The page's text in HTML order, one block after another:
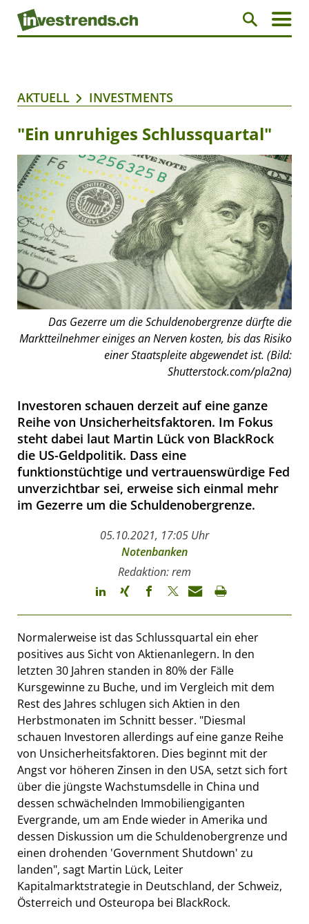
AKTUELL INVESTMENTS
"Ein unruhiges Schlussquartal"
Das Gezerre um die Schuldenobergrenze dürfte die
Marktteilnehmer einiges an Nerven kosten, bis das Risiko
einer Staatspleite abgewendet ist. (Bild:
Shutterstock.com/pla2na)
Investoren schauen derzeit auf eine ganze
Reihe von Unsicherheitsfaktoren. Im Fokus
steht dabei laut Martin Lück von BlackRock
die US-Geldpolitik. Dass eine
funktionstüchtige und vertrauenswürdige Fed
unverzichtbar sei, erweise sich einmal mehr
im Gezerre um die Schuldenobergrenze.
05.10.2021, 17:05 Uhr
Notenbanken
Redaktion: rem
Normalerweise ist das Schlussquartal ein eher
positives aus Sicht von Aktienanlegern. In den
letzten 30 Jahren standen in 80% der Fälle
Kursgewinne zu Buche, und im Vergleich mit dem
Rest des Jahres schlugen sich Aktien in den
Herbstmonaten im Schnitt besser. "Diesmal
schauen Investoren allerdings auf eine ganze Reihe
von Unsicherheitsfaktoren. Dies beginnt mit der
Angst vor höheren Zinsen in den USA, setzt sich fort
über die jüngste Wachstumsdelle in China und
dessen schwächelnden Immobiliengiganten
Evergrande, um am Ende wieder in Amerika und
dessen Diskussion um die Schuldenobergrenze und
einen drohenden 'Government Shutdown' zu
landen", sagt Martin Lück, Leiter
Kapitalmarktstrategie in Deutschland, der Schweiz,
Österreich und Osteuropa bei BlackRock.